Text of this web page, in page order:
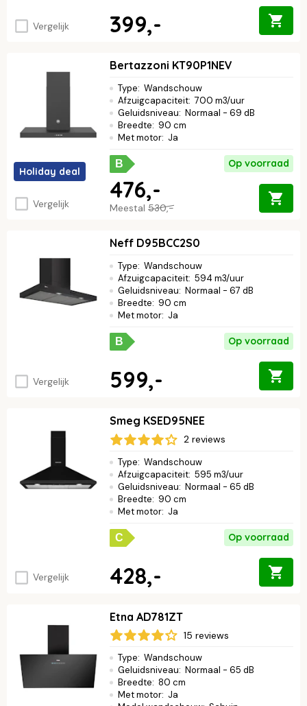
Vergelijk 399,-
Holiday deal
Vergelijk
Bertazzoni KT90P1NEV
Type: Wandschouw
Afzuigcapaciteit: 700 m3/uur
Geluidsniveau: Normaal - 69 dB
Breedte: 90 cm
Met motor: Ja
B Op voorraad
Meestal 530,-
476,-
Vergelijk
Neff D95BCC2S0
Type: Wandschouw
Afzuigcapaciteit: 594 m3/uur
Geluidsniveau: Normaal - 67 dB
Breedte: 90 cm
Met motor: Ja
B Op voorraad
599,-
Vergelijk
Smeg KSED95NEE
2 reviews
Type: Wandschouw
Afzuigcapaciteit: 595 m3/uur
Geluidsniveau: Normaal - 65 dB
Breedte: 90 cm
Met motor: Ja
C Op voorraad
428,-
Etna AD781ZT
15 reviews
Type: Wandschouw
Geluidsniveau: Normaal - 65 dB
Breedte: 80 cm
Met motor: Ja